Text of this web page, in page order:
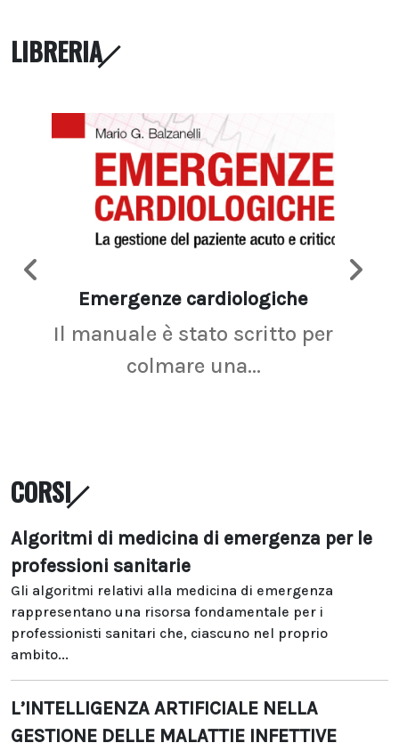
LIBRERIA
Emergenze cardiologiche
Il manuale è stato scritto per
colmare una...
CORSI
Algoritmi di medicina di emergenza per le
professioni sanitarie
Gli algoritmi relativi alla medicina di emergenza
rappresentano una risorsa fondamentale per i
professionisti sanitari che, ciascuno nel proprio
ambito...
L’INTELLIGENZA ARTIFICIALE NELLA
GESTIONE DELLE MALATTIE INFETTIVE